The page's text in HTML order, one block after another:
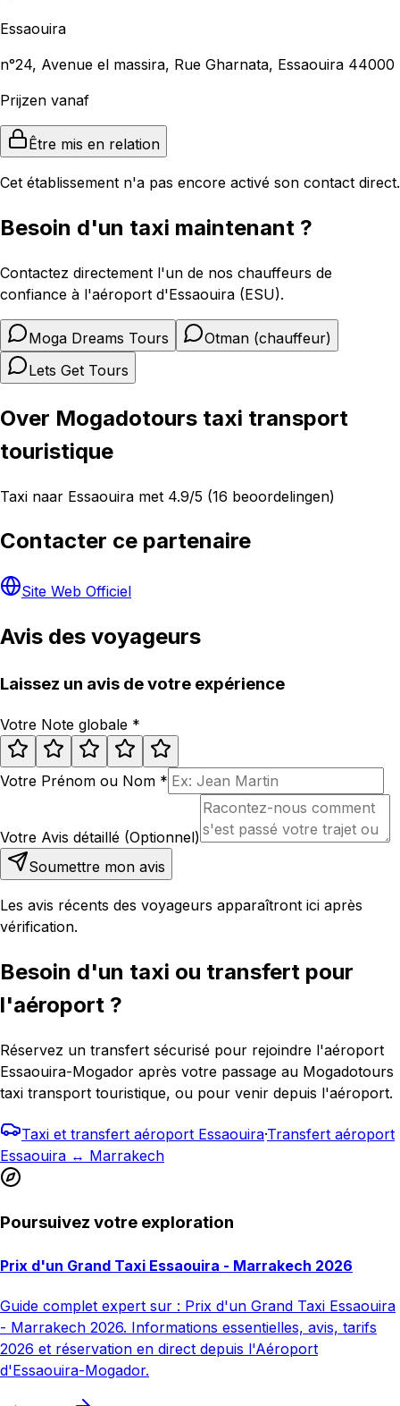
Essaouira
n°24, Avenue el massira, Rue Gharnata, Essaouira 44000
Prijzen vanaf
Être mis en relation
Cet établissement n'a pas encore activé son contact direct.
Besoin d'un taxi maintenant ?
Contactez directement l'un de nos chauffeurs de
confiance à l'aéroport d'Essaouira (ESU).
Moga Dreams Tours
Otman (chauffeur)
Lets Get Tours
Over Mogadotours taxi transport
touristique
Taxi naar Essaouira met 4.9/5 (16 beoordelingen)
Contacter ce partenaire
Site Web Officiel
Avis des voyageurs
Laissez un avis de votre expérience
Votre Note globale *
Votre Prénom ou Nom *
Votre Avis détaillé (Optionnel)
Soumettre mon avis
Les avis récents des voyageurs apparaîtront ici après
vérification.
Besoin d'un taxi ou transfert pour
l'aéroport ?
Réservez un transfert sécurisé pour rejoindre l'aéroport
Essaouira-Mogador après votre passage au Mogadotours
taxi transport touristique, ou pour venir depuis l'aéroport.
Taxi et transfert aéroport Essaouira·Transfert aéroport
Essaouira ↔ Marrakech
Poursuivez votre exploration
Prix d'un Grand Taxi Essaouira - Marrakech 2026
Guide complet expert sur : Prix d'un Grand Taxi Essaouira
- Marrakech 2026. Informations essentielles, avis, tarifs
2026 et réservation en direct depuis l'Aéroport
d'Essaouira-Mogador.